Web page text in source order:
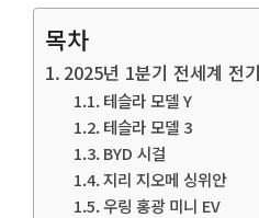
목차
2025년 1분기 전세계 전
테슬라 모델 Y
테슬라 모델 3
BYD 시걸
지리 지오메 싱위안
우링 홍광 미니 EV